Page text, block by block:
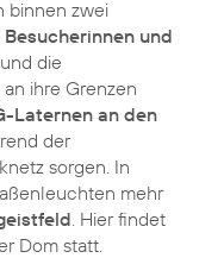
binnen zwei
und
die
ihre Grenzen
Laternen an den
der
sorgen. In
mehr
. Hier findet
Dom statt.